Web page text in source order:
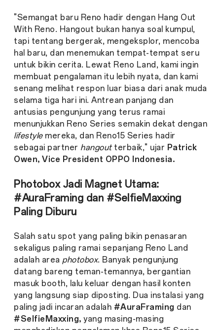
"Semangat baru Reno hadir dengan Hang Out
With Reno. Hangout bukan hanya soal kumpul,
tapi tentang bergerak, mengeksplor, mencoba
hal baru, dan menemukan tempat-tempat seru
untuk bikin cerita. Lewat Reno Land, kami ingin
membuat pengalaman itu lebih nyata, dan kami
senang melihat respon luar biasa dari anak muda
selama tiga hari ini. Antrean panjang dan
antusias pengunjung yang terus ramai
menunjukkan Reno Series semakin dekat dengan
lifestyle mereka, dan Reno15 Series hadir
sebagai partner hangout terbaik," ujar Patrick
Owen, Vice President OPPO Indonesia.
Photobox Jadi Magnet Utama:
#AuraFraming dan #SelfieMaxxing
Paling Diburu
Salah satu spot yang paling bikin penasaran
sekaligus paling ramai sepanjang Reno Land
adalah area photobox. Banyak pengunjung
datang bareng teman-temannya, bergantian
masuk booth, lalu keluar dengan hasil konten
yang langsung siap diposting. Dua instalasi yang
paling jadi incaran adalah #AuraFraming dan
#SelfieMaxxing, yang masing-masing